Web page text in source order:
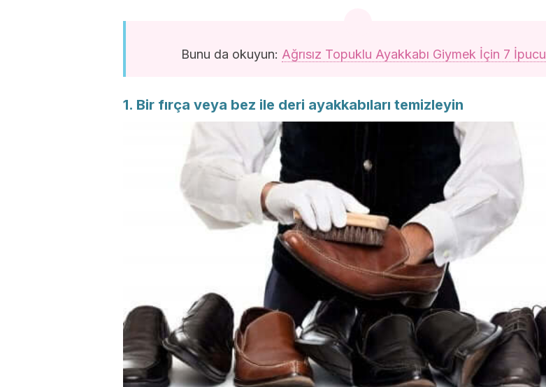
Bunu da okuyun: Ağrısız Topuklu Ayakkabı Giymek İçin 7 İpucu
1. Bir fırça veya bez ile deri ayakkabıları temizleyin